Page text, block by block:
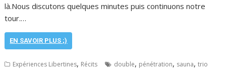
là.Nous discutons quelques minutes puis continuons notre
tour.…
EN SAVOIR PLUS ;)
Expériences Libertines, Récits double, pénétration, sauna,trio